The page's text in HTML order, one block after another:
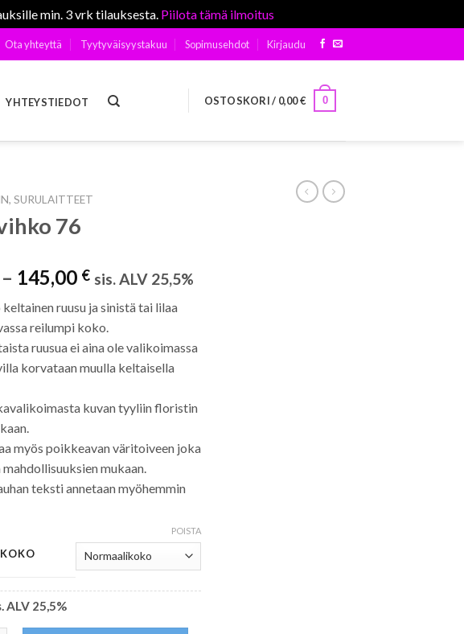
min. 3 vrk tilauksesta. Piilota tämä ilmoitus
Ota yhteyttä Tyytyväisyystakuu Sopimusehdot Kirjaudu
YHTEYSTIEDOT OSTOSKORI / 0,00€ 0
SURULAITTEET
76
– 145,00 € sis. ALV 25,5%
ruusu ja sinistä tai lilaa
reilumpi koko.
ruusua ei aina ole valikoimassa
korvataan muulla keltaisella
kuvan tyyliin floristin
myös poikkeavan väritoiveen joka
mukaan.
teksti annetaan myöhemmin
POISTA
ALV 25,5%